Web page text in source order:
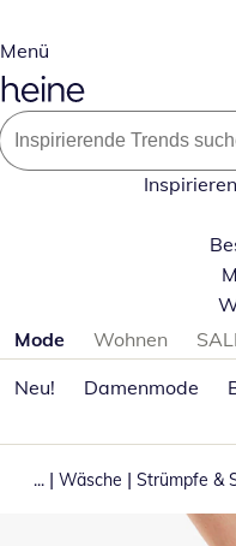
Menü
Produktkategorien
Mode Wohnen
Neu!
Damenmode
... | Wäsche | Strümpfe &